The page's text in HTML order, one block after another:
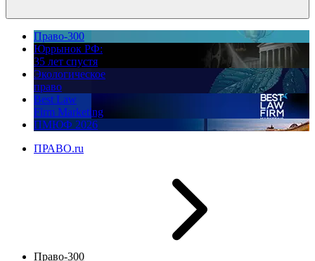
Право-300
Юррынок РФ:
35 лет спустя
Экологическое
право
Best Law
Firm Marketing
ПМЮФ 2026
ПРАВО.ru
Право-300